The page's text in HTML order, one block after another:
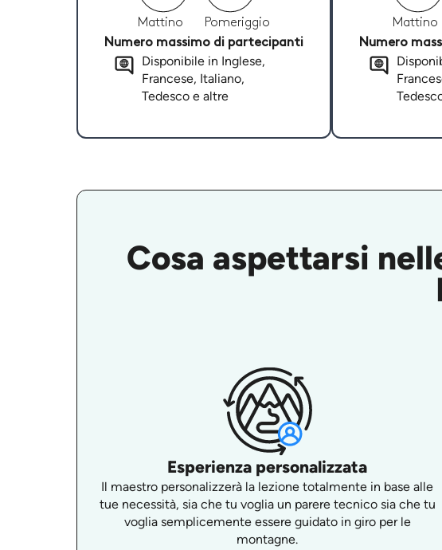
Mattino
Pomeriggio
Numero massimo di partecipanti
Disponibile in Inglese,
Francese, Italiano,
Tedesco e altre
Mattino
Numero
Cosa aspettarsi
Esperienza personalizzata
Il maestro personalizzerà la lezione totalmente in base alle
tue necessità, sia che tu voglia un parere tecnico sia che tu
voglia semplicemente essere guidato in giro per le
montagne.